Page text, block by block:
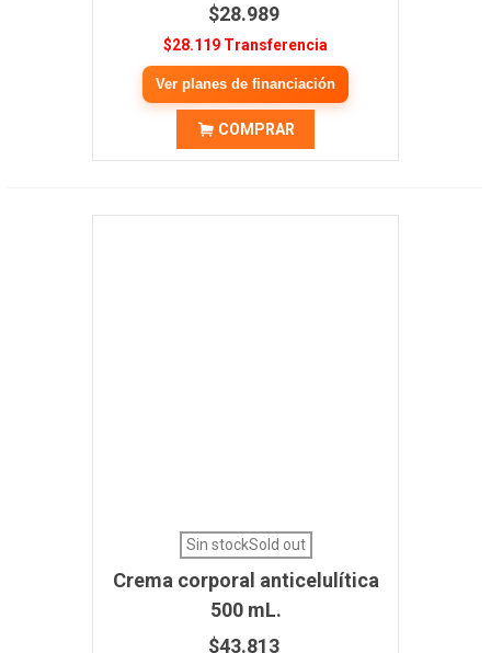
$28.989
$28.119 Transferencia
Ver planes de financiación
COMPRAR
Sin stockSold out
Crema corporal anticelulítica
500 mL.
$43.813